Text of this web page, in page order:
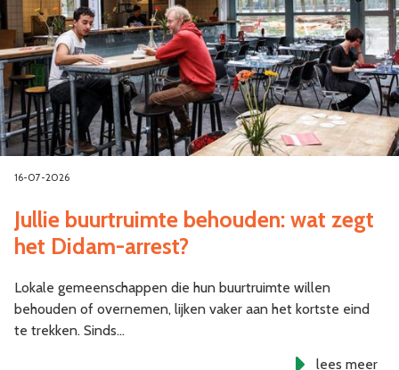
16-07-2026
Jullie buurtruimte behouden: wat zegt
het Didam-arrest?
Lokale gemeenschappen die hun buurtruimte willen
behouden of overnemen, lijken vaker aan het kortste eind
te trekken. Sinds…
lees meer